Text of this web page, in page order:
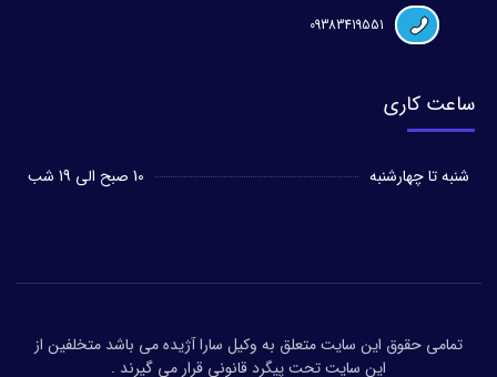
09383419551
ساعت کاری
شنبه تا چهارشنبه 10 صبح الی 19 شب
تمامی حقوق این سایت متعلق به وکیل سارا آژیده می باشد متخلفین از
این سایت تحت پیگرد قانونی قرار می گیرند .